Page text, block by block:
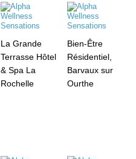
La Grande
Terrasse Hôtel
& Spa La
Rochelle
Bien-Être
Résidentiel,
Barvaux sur
Ourthe